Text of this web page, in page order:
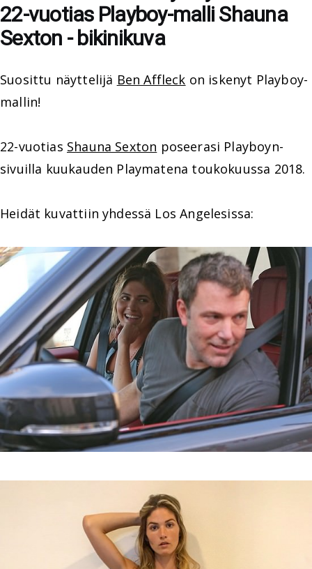
22-vuotias Playboy-malli Shauna
Sexton - bikinikuva
Suosittu näyttelijä Ben Affleck on iskenyt Playboy-
mallin!
22-vuotias Shauna Sexton poseerasi Playboyn-
sivuilla kuukauden Playmatena toukokuussa 2018.
Heidät kuvattiin yhdessä Los Angelesissa: